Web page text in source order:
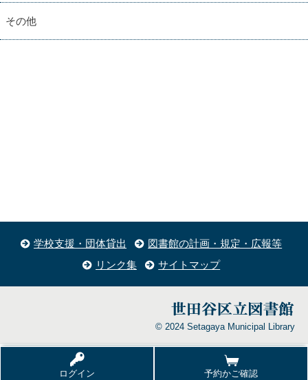
ログイン 予約かご確認
その他
学校支援・団体貸出
図書館の計画・規定・広報等
リンク集
サイトマップ
© 2024 Setagaya Municipal Library